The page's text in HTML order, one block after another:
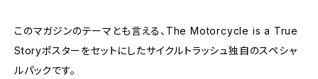
このマガジンのテーマとも言える、The Motorcycle is a True
Storyポスターをセットにしたサイクルトラッシュ独自のスペシャ
ルパックです。